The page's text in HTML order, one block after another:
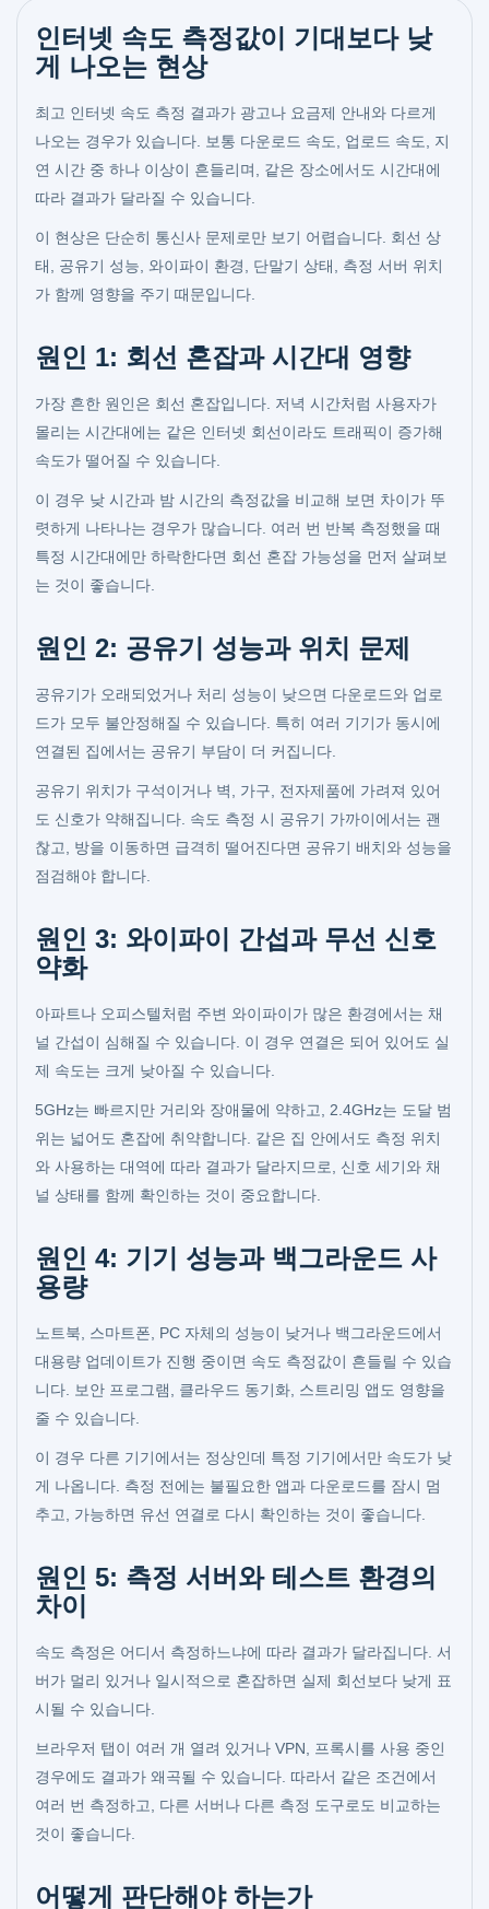
인터넷 속도 측정값이 기대보다 낮
게 나오는 현상
최고 인터넷 속도 측정 결과가 광고나 요금제 안내와 다르게
나오는 경우가 있습니다. 보통 다운로드 속도, 업로드 속도, 지
연 시간 중 하나 이상이 흔들리며, 같은 장소에서도 시간대에
따라 결과가 달라질 수 있습니다.
이 현상은 단순히 통신사 문제로만 보기 어렵습니다. 회선 상
태, 공유기 성능, 와이파이 환경, 단말기 상태, 측정 서버 위치
가 함께 영향을 주기 때문입니다.
원인 1: 회선 혼잡과 시간대 영향
가장 흔한 원인은 회선 혼잡입니다. 저녁 시간처럼 사용자가
몰리는 시간대에는 같은 인터넷 회선이라도 트래픽이 증가해
속도가 떨어질 수 있습니다.
이 경우 낮 시간과 밤 시간의 측정값을 비교해 보면 차이가 뚜
렷하게 나타나는 경우가 많습니다. 여러 번 반복 측정했을 때
특정 시간대에만 하락한다면 회선 혼잡 가능성을 먼저 살펴보
는 것이 좋습니다.
원인 2: 공유기 성능과 위치 문제
공유기가 오래되었거나 처리 성능이 낮으면 다운로드와 업로
드가 모두 불안정해질 수 있습니다. 특히 여러 기기가 동시에
연결된 집에서는 공유기 부담이 더 커집니다.
공유기 위치가 구석이거나 벽, 가구, 전자제품에 가려져 있어
도 신호가 약해집니다. 속도 측정 시 공유기 가까이에서는 괜
찮고, 방을 이동하면 급격히 떨어진다면 공유기 배치와 성능을
점검해야 합니다.
원인 3: 와이파이 간섭과 무선 신호
약화
아파트나 오피스텔처럼 주변 와이파이가 많은 환경에서는 채
널 간섭이 심해질 수 있습니다. 이 경우 연결은 되어 있어도 실
제 속도는 크게 낮아질 수 있습니다.
5GHz는 빠르지만 거리와 장애물에 약하고, 2.4GHz는 도달 범
위는 넓어도 혼잡에 취약합니다. 같은 집 안에서도 측정 위치
와 사용하는 대역에 따라 결과가 달라지므로, 신호 세기와 채
널 상태를 함께 확인하는 것이 중요합니다.
원인 4: 기기 성능과 백그라운드 사
용량
노트북, 스마트폰, PC 자체의 성능이 낮거나 백그라운드에서
대용량 업데이트가 진행 중이면 속도 측정값이 흔들릴 수 있습
니다. 보안 프로그램, 클라우드 동기화, 스트리밍 앱도 영향을
줄 수 있습니다.
이 경우 다른 기기에서는 정상인데 특정 기기에서만 속도가 낮
게 나옵니다. 측정 전에는 불필요한 앱과 다운로드를 잠시 멈
추고, 가능하면 유선 연결로 다시 확인하는 것이 좋습니다.
원인 5: 측정 서버와 테스트 환경의
차이
속도 측정은 어디서 측정하느냐에 따라 결과가 달라집니다. 서
버가 멀리 있거나 일시적으로 혼잡하면 실제 회선보다 낮게 표
시될 수 있습니다.
브라우저 탭이 여러 개 열려 있거나 VPN, 프록시를 사용 중인
경우에도 결과가 왜곡될 수 있습니다. 따라서 같은 조건에서
여러 번 측정하고, 다른 서버나 다른 측정 도구로도 비교하는
것이 좋습니다.
어떻게 판단해야 하는가